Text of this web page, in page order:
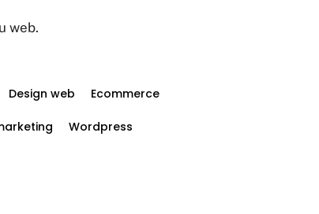
web.
Design web Ecommerce
Wordpress